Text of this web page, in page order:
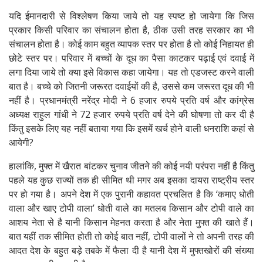
यदि ईमानदारी से विश्लेषण किया जाये तो यह स्पष्ट हो जायेगा कि जिस
प्रकार किसी परिवार का संचालन होता है, ठीक उसी तरह सरकार का भी
संचालन होता है। कोई काम बहुत व्यापक स्तर पर होता है तो कोई निहायत ही
छोटे स्तर पर। परिवार में बच्चों के दूध का पैसा काटकर पढ़ाई एवं दवाई में
लगा दिया जाये तो क्या इसे विकास कहा जायेगा। यह तो एडजस्ट करने वाली
बात है। बच्चे को जितनी जरूरत दवाईयों की है, उससे कम जरूरत दूध की भी
नहीं है। प्रधानमंत्री नरेंद्र मोदी ने 6 हजार रुपये प्रति वर्ष और कांग्रेस
अध्यक्ष राहुल गांधी ने 72 हजार रुपये प्रति वर्ष देने की घोषणा तो कर दी है
किंतु इसके लिए यह नहीं बताया गया कि इसमें खर्च होने वाली धनराशि कहां से
आयेगी?
हालांकि, मुफ्त में खैरात बांटकर चुनाव जीतने की कोई नयी परंपरा नहीं है किंतु
पहले यह कुछ राज्यों तक ही सीमित थी मगर अब इसका दायरा राष्ट्रीय स्तर
पर हो गया है। अपने देश में एक पुरानी कहावत प्रचलित है कि ‘कमाए धोती
वाला और खाए टोपी वाला’ धोती वाले का मतलब किसान और टोपी वाले का
आशय नेता से है यानी किसान मेहनत करता है और नेता मुफ्त की खाते हैं।
बात यहीं तक सीमित होती तो कोई बात नहीं, टोपी वालों ने तो अपनी तरह की
आदत देश के बहुत बड़े तबके में फैला दी है यानी देश में मुफ्तखोरों की संख्या